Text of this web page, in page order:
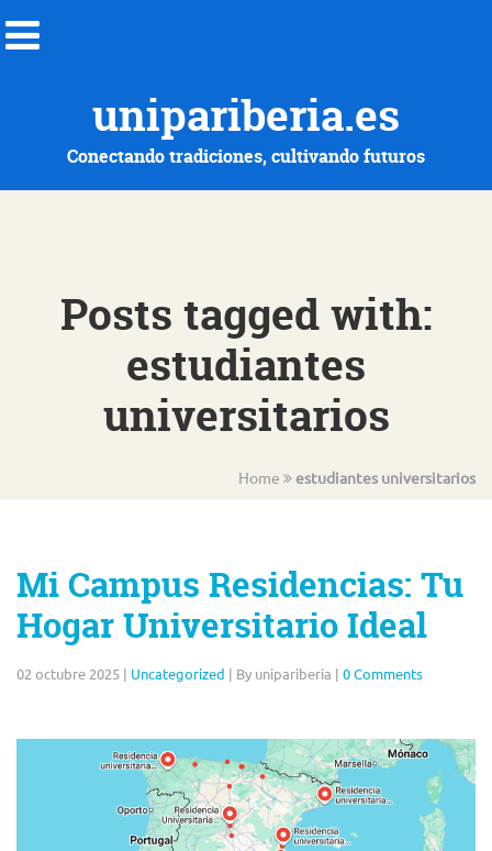
unipariberia.es
Conectando tradiciones, cultivando futuros
Posts tagged with:
estudiantes
universitarios
Home estudiantes universitarios
Mi Campus Residencias: Tu
Hogar Universitario Ideal
02 octubre 2025 | Uncategorized | By unipariberia | 0 Comments